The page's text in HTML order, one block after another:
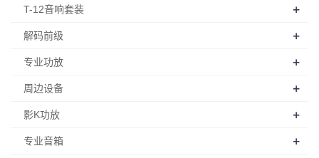
T-12音响套装 +
解码前级 +
专业功放 +
周边设备 +
影K功放 +
专业音箱 +